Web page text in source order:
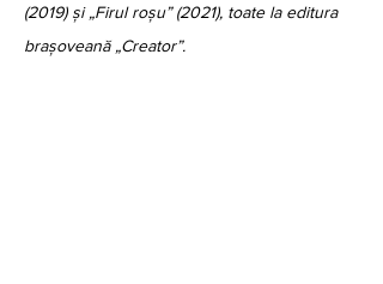
(2019) și „Firul roșu” (2021), toate la editura
brașoveană „Creator”.